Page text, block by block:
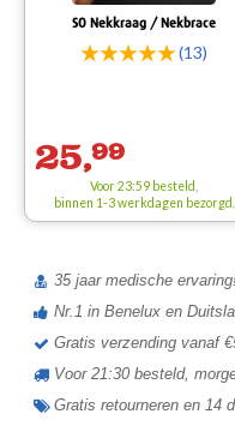
SO Nekkraag / Nekbrace
(13)
25,99
Voor 23:59 besteld,
binnen 1-3 werkdagen bezorgd.
35 jaar medische
Nr.1 in Benelux en
Gratis verzending vanaf
Voor 21:30 besteld,
Gratis retourneren en 14